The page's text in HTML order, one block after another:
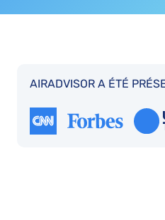
AIRADVISOR A ÉTÉ